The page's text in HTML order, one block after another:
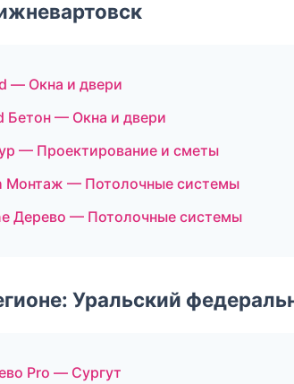
— Окна и двери
Бетон — Окна и двери
— Проектирование и сметы
Монтаж — Потолочные системы
Дерево — Потолочные системы
Уральский
Pro — Сургут